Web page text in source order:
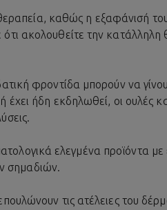
καθώς η εξαφάνισή
ακολουθείτε την κατάλληλη
φροντίδα μπορούν να
ήδη εκδηλωθεί, οι ουλές
ελεγμένα προϊόντα
σημαδιών.
τις ατέλειες του